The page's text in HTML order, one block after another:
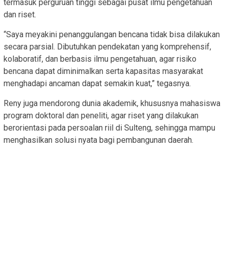
termasuk perguruan tinggi sebagai pusat ilmu pengetahuan
dan riset.
“Saya meyakini penanggulangan bencana tidak bisa dilakukan
secara parsial. Dibutuhkan pendekatan yang komprehensif,
kolaboratif, dan berbasis ilmu pengetahuan, agar risiko
bencana dapat diminimalkan serta kapasitas masyarakat
menghadapi ancaman dapat semakin kuat,” tegasnya.
Reny juga mendorong dunia akademik, khususnya mahasiswa
program doktoral dan peneliti, agar riset yang dilakukan
berorientasi pada persoalan riil di Sulteng, sehingga mampu
menghasilkan solusi nyata bagi pembangunan daerah.